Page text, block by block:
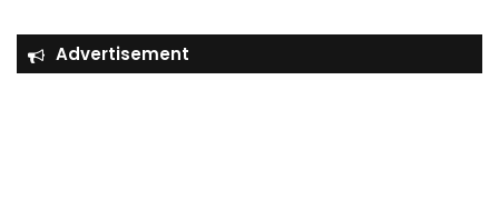
Advertisement